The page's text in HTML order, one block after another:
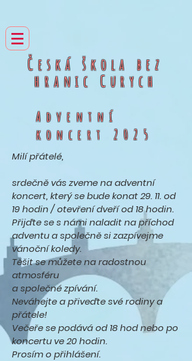
Česká škola bez
hranic
Curych
Adventní
koncert 2025
Milí přátelé,
srdečně vás zveme na adventní
koncert, který se bude konat 29. 11. od
19 hodin / otevření dveří od 18 hodin.
Přijďte se s námi naladit na příchod
adventu a společně si zazpívejme
vánoční koledy.
Těšit se můžete na radostnou
atmosféru
a společné zpívání.
Neváhejte a přiveďte své rodiny a
přátele!
Večeře se podává od 18 hod nebo po
koncertu ve 20 hodin.
Prosím o přihlášení.